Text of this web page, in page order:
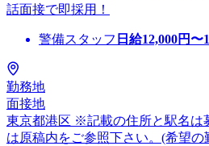
話面接で即採用！
警備スタッフ 日給12,000円〜
勤務地
面接地
東京都港区 ※記載の住所と駅名は
は原稿内をご参照下さい。(希望